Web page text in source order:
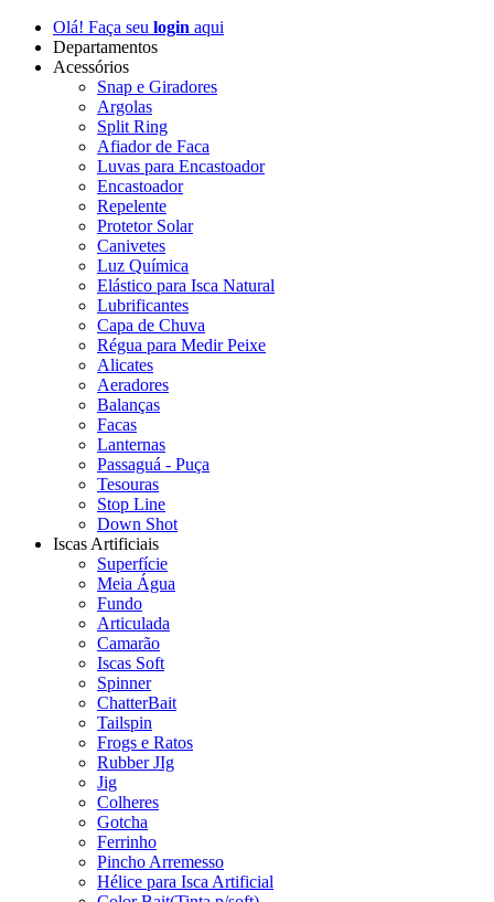
Olá! Faça seu login aqui
Departamentos
Acessórios
Snap e Giradores
Argolas
Split Ring
Afiador de Faca
Luvas para Encastoador
Encastoador
Repelente
Protetor Solar
Canivetes
Luz Química
Elástico para Isca Natural
Lubrificantes
Capa de Chuva
Régua para Medir Peixe
Alicates
Aeradores
Balanças
Facas
Lanternas
Passaguá - Puça
Tesouras
Stop Line
Down Shot
Iscas Artificiais
Superfície
Meia Água
Fundo
Articulada
Camarão
Iscas Soft
Spinner
ChatterBait
Tailspin
Frogs e Ratos
Rubber JIg
Jig
Colheres
Gotcha
Ferrinho
Pincho Arremesso
Hélice para Isca Artificial